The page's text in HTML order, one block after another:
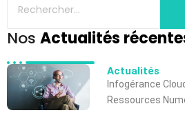
Nos Actualités
Actualités
Infogérance
Ressources